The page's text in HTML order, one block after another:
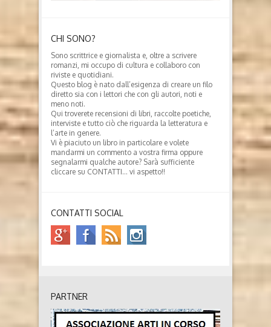
CHI SONO?
Sono scrittrice e giornalista e, oltre a scrivere
romanzi, mi occupo di cultura e collaboro con
riviste e quotidiani.
Questo blog è nato dall’esigenza di creare un filo
diretto sia con i lettori che con gli autori, noti e
meno noti.
Qui troverete recensioni di libri, raccolte poetiche,
interviste e tutto ciò che riguarda la letteratura e
l’arte in genere.
Vi è piaciuto un libro in particolare e volete
mandarmi un commento a vostra firma oppure
segnalarmi qualche autore? Sarà sufficiente
cliccare su CONTATTI… vi aspetto!!
CONTATTI SOCIAL
PARTNER